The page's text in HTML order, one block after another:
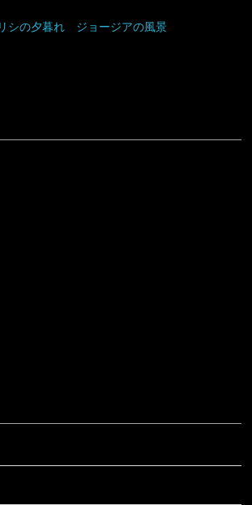
シの夕暮れ ジョージアの風景
トバゴ